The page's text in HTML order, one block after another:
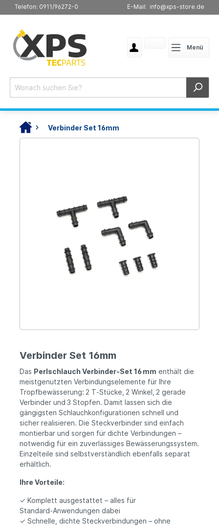
Telefon: 0911/96272-0 E-Mail: info@xps-store.de
Menü
Verbinder Set 16mm
Verbinder Set 16mm
Das Perlschlauch Verbinder‑Set 16 mm enthält die
meistgenutzten Verbindungselemente für Ihre
Tropfbewässerung: 2 T‑Stücke, 2 Winkel, 2 gerade
Verbinder und 3 Stopfen. Damit lassen sich die
gängigsten Schlauchkonfigurationen schnell und
sicher realisieren. Die Steckverbinder sind einfach
montierbar und sorgen für dichte Verbindungen –
notwendig für ein zuverlässiges Bewässerungssystem.
Einzelteile sind selbstverständlich ebenfalls separat
erhältlich.
Ihre Vorteile:
✓ Komplett ausgestattet – alles für
Standard‑Anwendungen dabei
✓ Schnelle, dichte Steckverbindungen – ohne